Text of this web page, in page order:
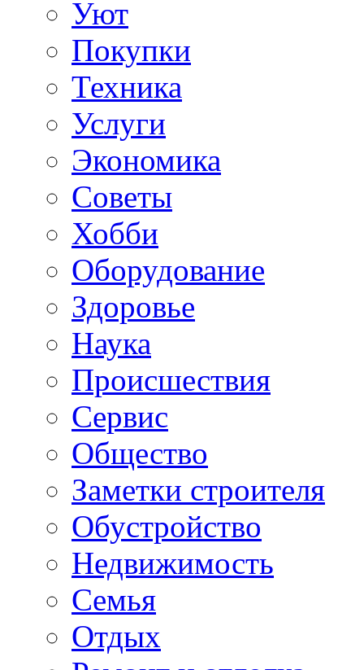
Уют
Покупки
Техника
Услуги
Экономика
Советы
Хобби
Oборудование
Здоровье
Наука
Происшествия
Сервис
Общество
Заметки строителя
Обустройство
Недвижимость
Семья
Отдых